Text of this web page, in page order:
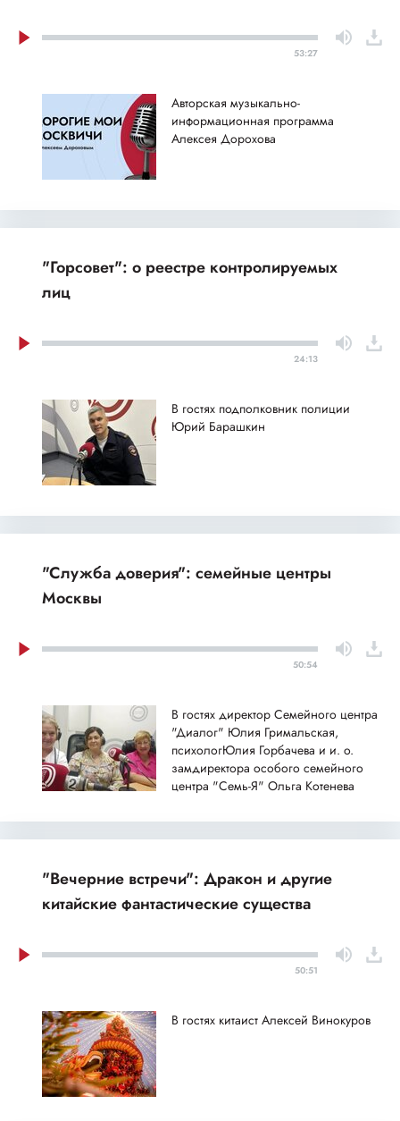
53:27
Авторская музыкально-
информационная программа
Алексея Дорохова
"Горсовет": о реестре контролируемых
лиц
24:13
В гостях подполковник полиции
Юрий Барашкин
"Служба доверия": семейные центры
Москвы
50:54
В гостях директор Семейного центра
"Диалог" Юлия Гримальская,
психологЮлия Горбачева и и. о.
замдиректора особого семейного
центра "Семь-Я" Ольга Котенева
"Вечерние встречи": Дракон и другие
китайские фантастические существа
50:51
В гостях китаист Алексей Винокуров